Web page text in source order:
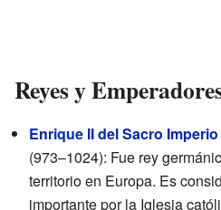
Reyes y
Enrique II del Sacro
(973–1024): Fue rey
territorio en Europa. Es
importante por la Iglesia